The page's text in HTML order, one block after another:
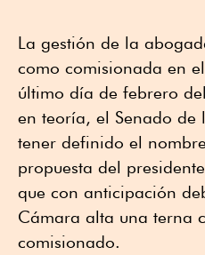
La gestión de la
como comisionada en
último día de febrero
en teoría, el Senado de
tener definido el
propuesta del
que con anticipación
Cámara alta una terna
comisionado.